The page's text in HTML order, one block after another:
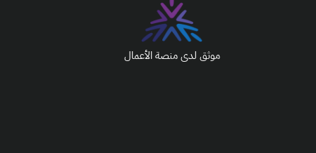
موثق لدى منصة الأعمال